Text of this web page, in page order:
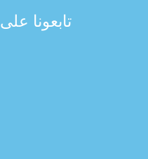
تابعونا على